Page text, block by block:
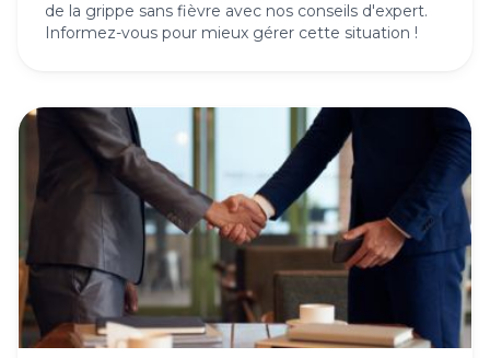
de la grippe sans fièvre avec nos conseils d'expert.
Informez-vous pour mieux gérer cette situation !